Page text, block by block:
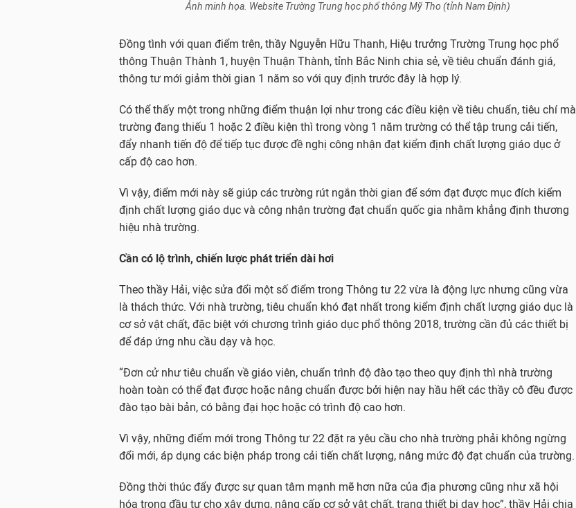
Ảnh minh họa. Website Trường Trung học phổ thông Mỹ Tho (tỉnh Nam Định)
Đồng tình với quan điểm trên, thầy Nguyễn Hữu Thanh, Hiệu trưởng Trường Trung học phổ
thông Thuận Thành 1, huyện Thuận Thành, tỉnh Bắc Ninh chia sẻ, về tiêu chuẩn đánh giá,
thông tư mới giảm thời gian 1 năm so với quy định trước đây là hợp lý.
Có thể thấy một trong những điểm thuận lợi như trong các điều kiện về tiêu chuẩn, tiêu chí mà
trường đang thiếu 1 hoặc 2 điều kiện thì trong vòng 1 năm trường có thể tập trung cải tiến,
đẩy nhanh tiến độ để tiếp tục được đề nghị công nhận đạt kiểm định chất lượng giáo dục ở
cấp độ cao hơn.
Vì vậy, điểm mới này sẽ giúp các trường rút ngắn thời gian để sớm đạt được mục đích kiểm
định chất lượng giáo dục và công nhận trường đạt chuẩn quốc gia nhằm khẳng định thương
hiệu nhà trường.
Cần có lộ trình, chiến lược phát triển dài hơi
Theo thầy Hải, việc sửa đổi một số điểm trong Thông tư 22 vừa là động lực nhưng cũng vừa
là thách thức. Với nhà trường, tiêu chuẩn khó đạt nhất trong kiểm định chất lượng giáo dục là
cơ sở vật chất, đặc biệt với chương trình giáo dục phổ thông 2018, trường cần đủ các thiết bị
để đáp ứng nhu cầu dạy và học.
“Đơn cử như tiêu chuẩn về giáo viên, chuẩn trình độ đào tạo theo quy định thì nhà trường
hoàn toàn có thể đạt được hoặc nâng chuẩn được bởi hiện nay hầu hết các thầy cô đều được
đào tạo bài bản, có bằng đại học hoặc có trình độ cao hơn.
Vì vậy, những điểm mới trong Thông tư 22 đặt ra yêu cầu cho nhà trường phải không ngừng
đổi mới, áp dụng các biện pháp trong cải tiến chất lượng, nâng mức độ đạt chuẩn của trường.
Đồng thời thúc đẩy được sự quan tâm mạnh mẽ hơn nữa của địa phương cũng như xã hội
hóa trong đầu tư cho xây dựng, nâng cấp cơ sở vật chất, trang thiết bị dạy học”, thầy Hải chia